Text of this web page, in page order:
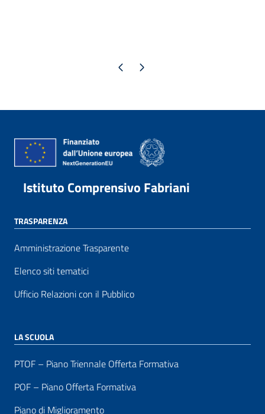
Pagina precedente
Pagina successiva
Istituto Comprensivo Fabriani
TRASPARENZA
Amministrazione Trasparente
Elenco siti tematici
Ufficio Relazioni con il Pubblico
LA SCUOLA
PTOF – Piano Triennale Offerta Formativa
POF – Piano Offerta Formativa
Piano di Miglioramento